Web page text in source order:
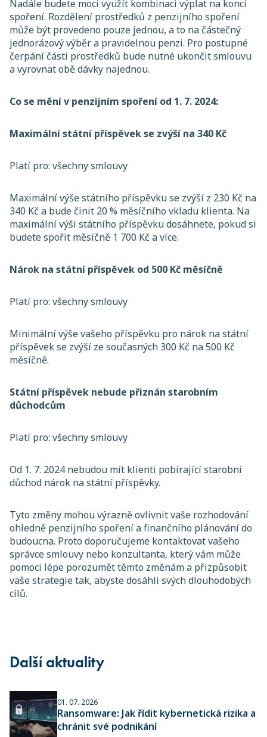
Nadále budete moci využít kombinaci výplat na konci
spoření. Rozdělení prostředků z penzijního spoření
může být provedeno pouze jednou, a to na částečný
jednorázový výběr a pravidelnou penzi. Pro postupné
čerpání části prostředků bude nutné ukončit smlouvu
a vyrovnat obě dávky najednou.
Co se mění v penzijním spoření od 1. 7. 2024:
Maximální státní příspěvek se zvýší na 340 Kč
Platí pro: všechny smlouvy
Maximální výše státního příspěvku se zvýší z 230 Kč na
340 Kč a bude činit 20 % měsíčního vkladu klienta. Na
maximální výši státního příspěvku dosáhnete, pokud si
budete spořit měsíčně 1 700 Kč a více.
Nárok na státní příspěvek od 500 Kč měsíčně
Platí pro: všechny smlouvy
Minimální výše vašeho příspěvku pro nárok na státní
příspěvek se zvýší ze současných 300 Kč na 500 Kč
měsíčně.
Státní příspěvek nebude přiznán starobním
důchodcům
Platí pro: všechny smlouvy
Od 1. 7. 2024 nebudou mít klienti pobírající starobní
důchod nárok na státní příspěvky.
Tyto změny mohou výrazně ovlivnit vaše rozhodování
ohledně penzijního spoření a finančního plánování do
budoucna. Proto doporučujeme kontaktovat vašeho
správce smlouvy nebo konzultanta, který vám může
pomoci lépe porozumět těmto změnám a přizpůsobit
vaše strategie tak, abyste dosáhli svých dlouhodobých
cílů.
Další aktuality
01. 07. 2026
Ransomware: Jak řídit kybernetická rizika a
chránit své podnikání